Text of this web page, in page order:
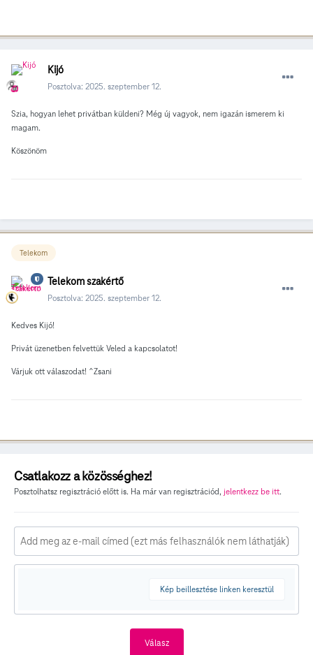
Kijó
Posztolva: 2025. szeptember 12.
Szia, hogyan lehet privátban küldeni? Még új vagyok, nem igazán ismerem ki
magam.
Köszönöm
Telekom
Telekom szakértő
Posztolva: 2025. szeptember 12.
Kedves Kijó!
Privát üzenetben felvettük Veled a kapcsolatot!
Várjuk ott válaszodat! ^Zsani
Csatlakozz a közösséghez!
Posztolhatsz regisztráció előtt is. Ha már van regisztrációd, jelentkezz be itt.
Kép beillesztése linken keresztül
Válasz